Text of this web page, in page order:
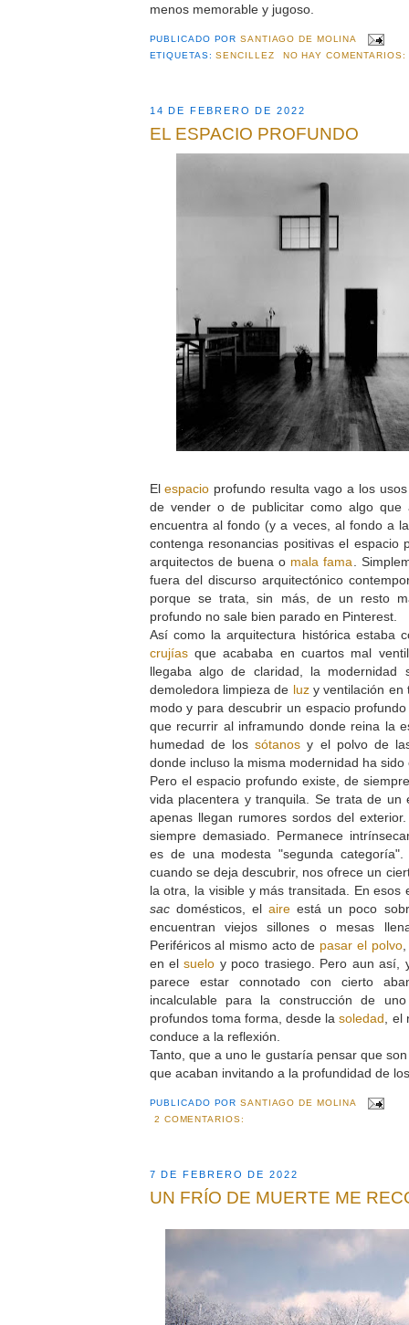
menos memorable y jugoso.
PUBLICADO PORSANTIAGO DE MOLINA
ETIQUETAS:SENCILLEZ NO HAY COMENTARIOS:
14 DE FEBRERO DE 2022
EL ESPACIO PROFUNDO
Elespacio profundo resulta vago a los
de vender o de publicitar como algo que
encuentra al fondo (y a veces, al fondo a
contenga resonancias positivas el espacio
arquitectos de buena o mala fama .
fuera del discurso arquitectónico
porque se trata, sin más, de un resto
profundo no sale bien parado en Pinterest.
Así como la arquitectura histórica estaba
crujíasque acababa en cuartos mal
llegaba algo de claridad, la modernidad
demoledora limpieza de luzy ventilación en
modo y para descubrir un espacio
que recurrir al inframundo donde reina la
humedad de lossótanos y el polvo de
donde incluso la misma modernidad ha
Pero el espacio profundo existe, de
vida placentera y tranquila. Se trata de
apenas llegan rumores sordos del
siempre demasiado. Permanece
es de una modesta "segunda
cuando se deja descubrir, nos ofrece un
la otra, la visible y más transitada. En
sacdomésticos, elaire está un poco
encuentran viejos sillones o mesas
Periféricos al mismo acto de pasar el polvo,
en elsuelo y poco trasiego. Pero aun así,
parece estar connotado con cierto
incalculable para la construcción de
profundos toma forma, desde lasoledad ,
conduce a la reflexión.
Tanto, que a uno le gustaría pensar que
que acaban invitando a la profundidad de
PUBLICADO PORSANTIAGO DE MOLINA
2 COMENTARIOS:
7 DE FEBRERO DE 2022
UN FRÍO DE MUERTE ME